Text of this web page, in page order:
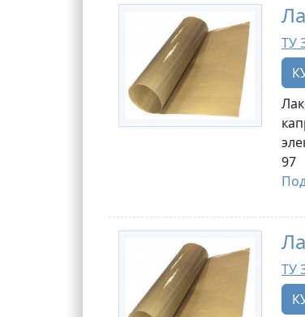
ТУ
97
ТУ